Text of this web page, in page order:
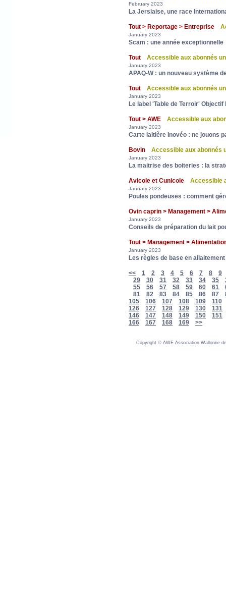
February 2023
La Jersiaise, une race
Tout > Reportage > Entreprise
January 2023
Scam : une année exceptionnelle
Tout Accessible aux abonnés
January 2023
APAQ-W : un nouveau système
Tout Accessible aux abonnés
January 2023
Le label 'Table de Terroir'
Tout > AWE Accessible aux
January 2023
Carte laitière Inovéo : ne jouons
Bovin Accessible aux abonnés
January 2023
La maitrise des boiteries : la
Avicole et Cunicole Accessible
January 2023
Poules pondeuses : comment
Ovin caprin > Management >
January 2023
Conseils de préparation du lait
Tout > Management >
January 2023
Les règles de base en
<< 1 2 3 4 5 6 7 8
9
29
30 31 32 33 34 35
55
56 57 58 59 60 61
81
82 83 84 85 86 87
105
106 107 108 109
110
126
127 128 129 130
131
146
147 148 149 150
151
166
167 168 169 >>
Copyright © AWE Association Wallonne